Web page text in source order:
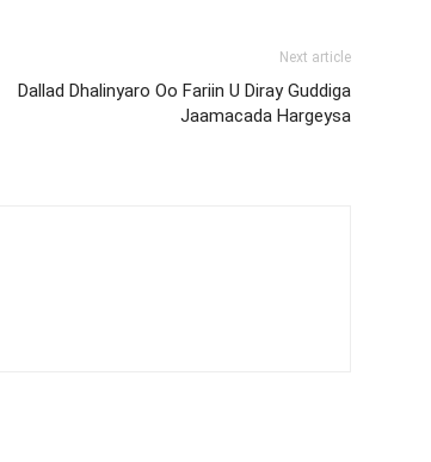
Next article
Dallad Dhalinyaro Oo Fariin U Diray Guddiga
Jaamacada Hargeysa